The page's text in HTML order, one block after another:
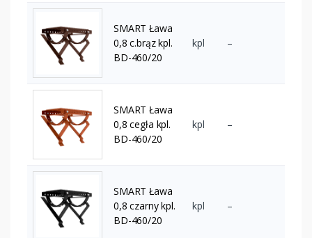
SMART Ława
0,8 c.brąz kpl.
BD-460/20
kpl –
SMART Ława
0,8 cegła kpl.
BD-460/20
kpl –
SMART Ława
0,8 czarny kpl.
BD-460/20
kpl –